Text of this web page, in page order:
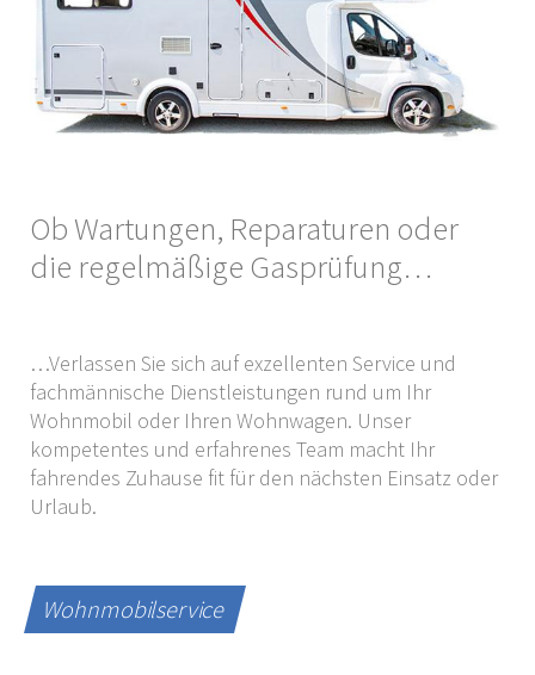
Ob Wartungen, Reparaturen oder
die regelmäßige Gasprüfung…
…Verlassen Sie sich auf exzellenten Service und
fachmännische Dienstleistungen rund um Ihr
Wohnmobil oder Ihren Wohnwagen. Unser
kompetentes und erfahrenes Team macht Ihr
fahrendes Zuhause fit für den nächsten Einsatz oder
Urlaub.
Wohnmobilservice